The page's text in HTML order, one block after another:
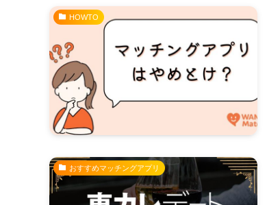
HOWTO
おすすめマッチングアプリ